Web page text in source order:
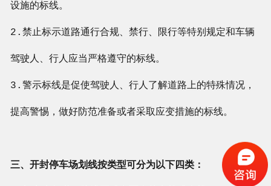
设施的标线。
2.禁止标示道路通行合规、禁行、限行等特别规定和车辆
驾驶人、行人应当严格遵守的标线。
3.警示标线是促使驾驶人、行人了解道路上的特殊情况，
提高警惕，做好防范准备或者采取应变措施的标线。
三、开封停车场划线按类型可分为以下四类：